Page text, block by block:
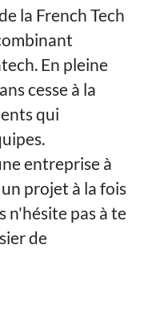
la French Tech
En pleine
cesse à la
qui
entreprise à
projet à la fois
n'hésite pas à te
de